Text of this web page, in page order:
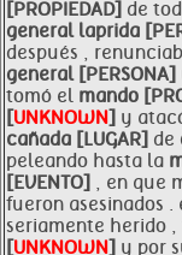
[PROPIEDAD] de
general laprida
después ,
general [PERSONA]
tomó el mando
[UNKNOWN] y
cañada [LUGAR] de
peleando hasta la
[EVENTO] , en que
fueron asesinados .
seriamente herido
[UNKNOWN] y por